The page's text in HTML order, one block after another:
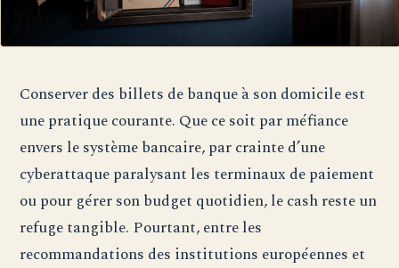
Conserver des billets de banque à son domicile est
une pratique courante. Que ce soit par méfiance
envers le système bancaire, par crainte d’une
cyberattaque paralysant les terminaux de paiement
ou pour gérer son budget quotidien, le cash reste un
refuge tangible. Pourtant, entre les
recommandations des institutions européennes et